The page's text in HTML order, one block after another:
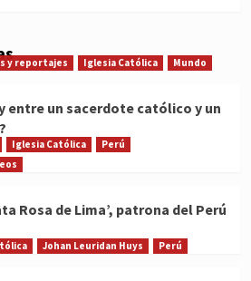
y reportajes Iglesia Católica Mundo
entre un sacerdote católico y un
Iglesia Católica
Perú
Rosa de Lima’, patrona del Perú
Johan Leuridan Huys Perú